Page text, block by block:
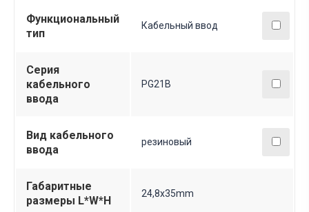
Функциональный
тип
Кабельный ввод
Серия
кабельного
ввода
PG21B
Вид кабельного
ввода
резиновый
Габаритные
размеры L*W*H
24,8x35mm